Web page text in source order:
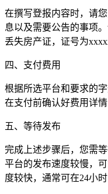
在撰写登报内容时，请
息以及需要公告的事项
丢失房产证，证号为
四、支付费用
根据所选平台和要求的
在支付前确认好费用详
五、等待发布
完成上述步骤后，您需
平台的发布速度较慢，
度较快，通常可在24小时